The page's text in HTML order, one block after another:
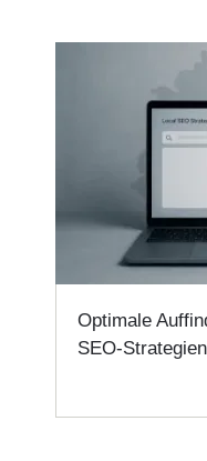
Optimale
SEO-